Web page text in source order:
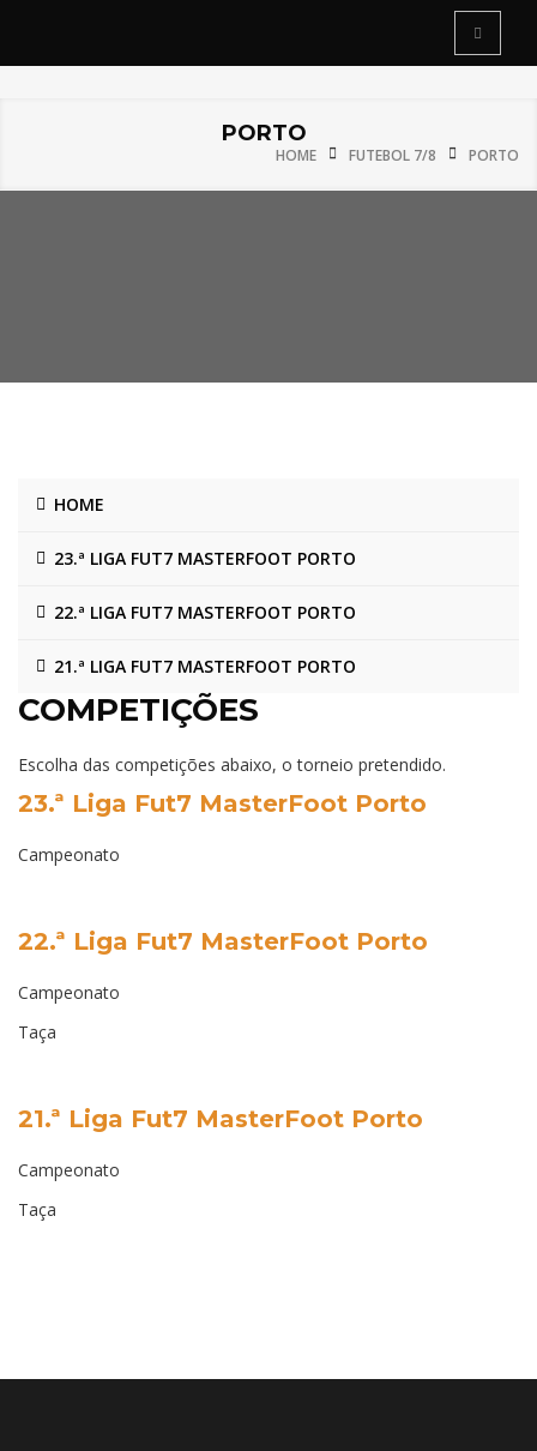
PORTO
HOME FUTEBOL 7/8 PORTO
HOME
23.ª LIGA FUT7 MASTERFOOT PORTO
22.ª LIGA FUT7 MASTERFOOT PORTO
21.ª LIGA FUT7 MASTERFOOT PORTO
COMPETIÇÕES
Escolha das competições abaixo, o torneio pretendido.
23.ª Liga Fut7 MasterFoot Porto
Campeonato
22.ª Liga Fut7 MasterFoot Porto
Campeonato
Taça
21.ª Liga Fut7 MasterFoot Porto
Campeonato
Taça